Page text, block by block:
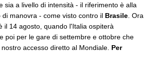
sia a livello di intensità - il riferimento è alla
di manovra - come visto contro il Brasile . Ora
il 14 agosto, quando l'Italia ospiterà
poi per le gare di settembre e ottobre che
accesso diretto al Mondiale. Per